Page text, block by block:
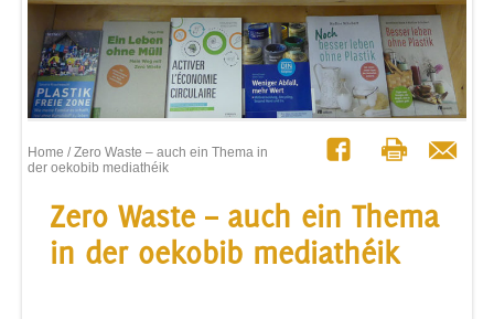
Home / Zero Waste – auch ein Thema in
der oekobib mediathéik
Zero Waste – auch ein Thema
in der oekobib mediathéik